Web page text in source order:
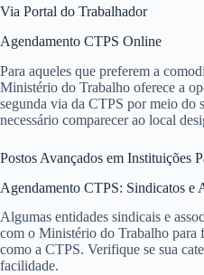
Via Portal do Trabalhador
Agendamento CTPS Online
Para aqueles que preferem a
Ministério do Trabalho oferece a
segunda via da CTPS por meio do
necessário comparecer ao local
Postos Avançados em Instituições
Agendamento CTPS: Sindicatos e
Algumas entidades sindicais e
com o Ministério do Trabalho para
como a CTPS. Verifique se sua
facilidade.